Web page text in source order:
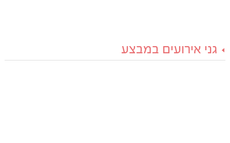
גני אירועים במבצע